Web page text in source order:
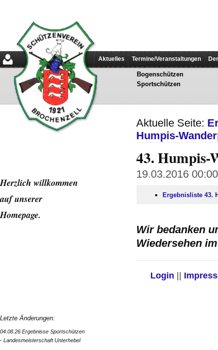
Aktuelles Termine/Veranstaltungen
Bogenschützen
Sportschützen
Aktuelle Seite:
Humpis-
43. Humpis-
19.03.2016
Ergebnisliste 43.
Wir bedanken
Wiedersehen
Login
Herzlich willkommen
auf unserer
Homepage.
Letzte Änderungen:
04.08.26 Ergebnisse Sportschützen
- Landesmeisterschaft Unterhebel